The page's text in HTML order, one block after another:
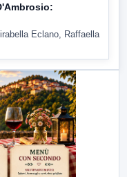
Eclano, Raffaella